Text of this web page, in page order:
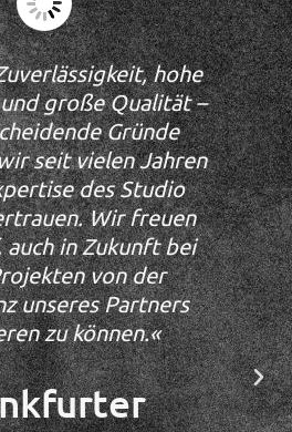
hohe
große Qualität –
Gründe
seit vielen Jahren
des Studio
Wir freuen
auch in Zukunft bei
von der
unseres Partners
zu können.«